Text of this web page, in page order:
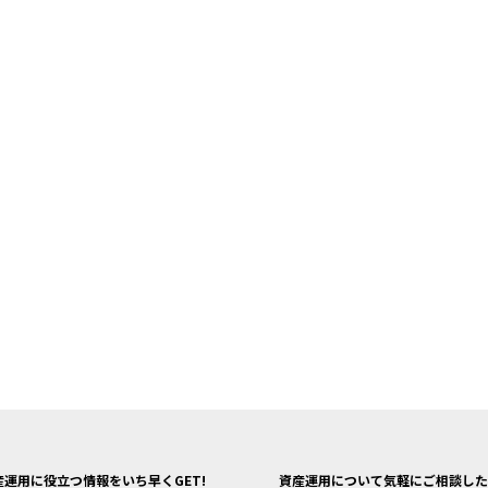
運用に役立つ情報をいち早くGET! 資産運用について気軽にご相談し